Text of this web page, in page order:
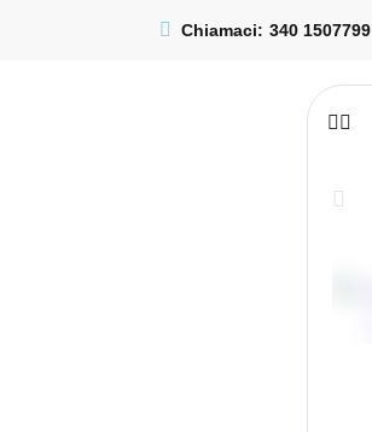
Chiamaci: 340 1507799